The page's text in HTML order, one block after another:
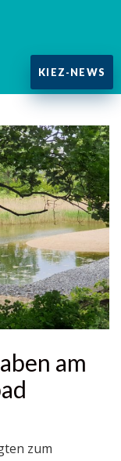
KIEZ-NEWS
am
zum